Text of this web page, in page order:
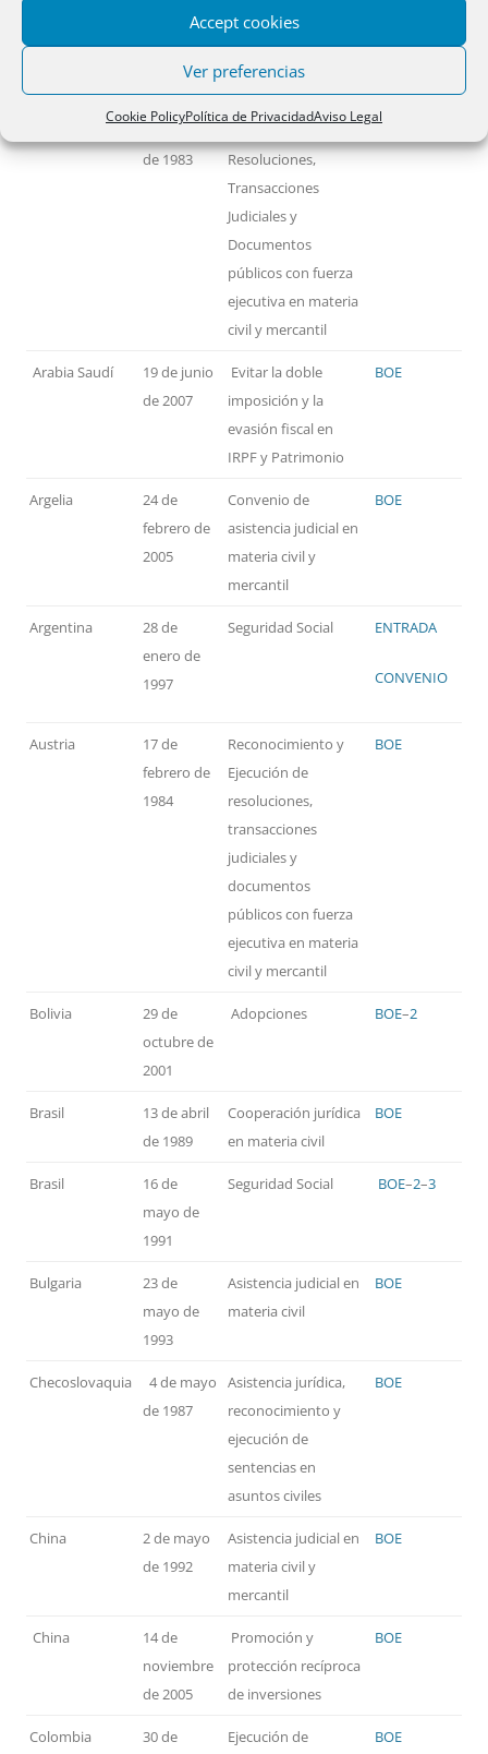
Accept cookies
Ver preferencias
Cookie PolicyPolítica de PrivacidadAviso Legal
de 1983
Resoluciones,
Transacciones
Judiciales y
Documentos
públicos con fuerza
ejecutiva en materia
civil y mercantil
Arabia Saudí
19 de junio
de 2007
Evitar la doble
imposición y la
evasión fiscal en
IRPF y Patrimonio
BOE
Argelia
24 de
febrero de
2005
Convenio de
asistencia judicial en
materia civil y
mercantil
BOE
Argentina
28 de
enero de
1997
Seguridad Social ENTRADA
CONVENIO
Austria
17 de
febrero de
1984
Reconocimiento y
Ejecución de
resoluciones,
transacciones
judiciales y
documentos
públicos con fuerza
ejecutiva en materia
civil y mercantil
BOE
Bolivia
29 de
octubre de
2001
Adopciones BOE–2
Brasil
13 de abril
de 1989
Cooperación jurídica
en materia civil
BOE
Brasil
16 de
mayo de
1991
Seguridad Social BOE–2–3
Bulgaria
23 de
mayo de
1993
Asistencia judicial en
materia civil
BOE
Checoslovaquia
4 de mayo
de 1987
Asistencia jurídica,
reconocimiento y
ejecución de
sentencias en
asuntos civiles
BOE
China
2 de mayo
de 1992
Asistencia judicial en
materia civil y
mercantil
BOE
China
14 de
noviembre
de 2005
Promoción y
protección recíproca
de inversiones
BOE
Colombia
30 de
Ejecución de
BOE